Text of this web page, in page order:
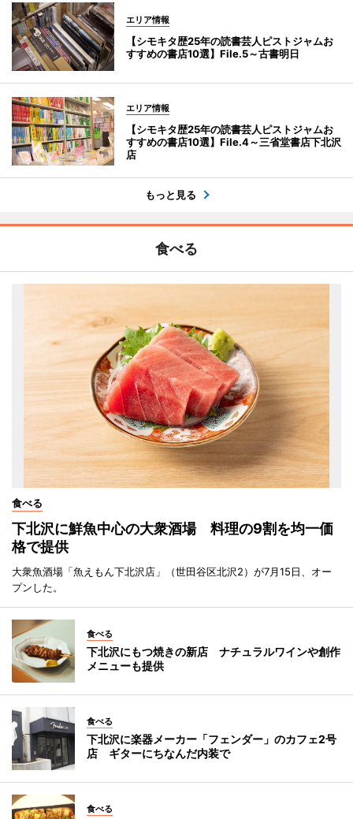
エリア情報
【シモキタ歴25年の読書芸人ピストジャムお
すすめの書店10選】File.5～古書明日
エリア情報
【シモキタ歴25年の読書芸人ピストジャムお
すすめの書店10選】File.4～三省堂書店下北沢
店
もっと見る
食べる
食べる
下北沢に鮮魚中心の大衆酒場 料理の9割を均一価
格で提供
大衆魚酒場「魚えもん下北沢店」（世田谷区北沢2）が7月15日、オー
プンした。
食べる
下北沢にもつ焼きの新店 ナチュラルワインや創作
メニューも提供
食べる
下北沢に楽器メーカー「フェンダー」のカフェ2号
店 ギターにちなんだ内装で
食べる